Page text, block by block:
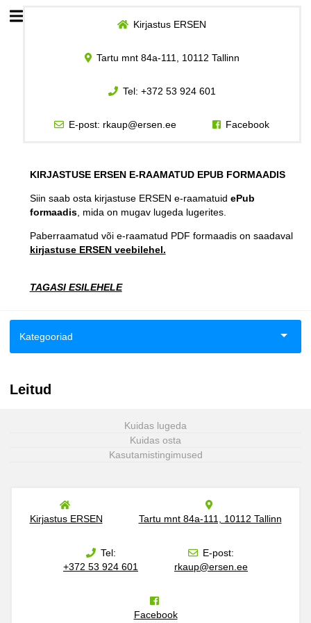
Kuidas osta
Kirjastus ERSEN
Tartu mnt 84a-111, 10112 Tallinn
Tel: +372 53 924 601
E-post: rkaup@ersen.ee Facebook
KIRJASTUSE ERSEN E-RAAMATUD EPUB FORMAADIS
Siin saab osta kirjastuse ERSEN e-raamatuid ePub
formaadis, mida on mugav lugeda lugerites.
Paberraamatud või e-raamatud PDF formaadis on saadaval
kirjastuse ERSEN veebilehel.
TAGASI ESILEHELE
Kategooriad
Leitud
Kuidas lugeda
Kuidas osta
Kasutamistingimused
Kirjastus ERSEN Tartu mnt 84a-111, 10112 Tallinn
Tel:
+372 53 924 601
E-post:
rkaup@ersen.ee
Facebook